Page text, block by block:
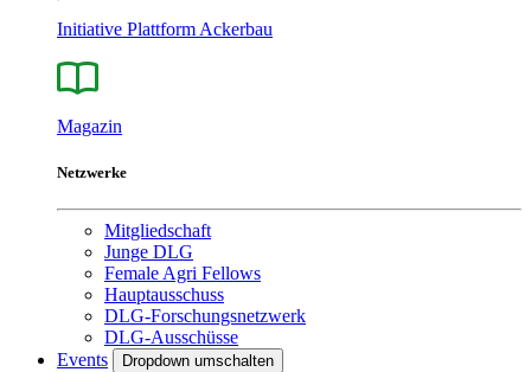
Initiative Plattform Ackerbau
Magazin
Netzwerke
Mitgliedschaft
Junge DLG
Female Agri Fellows
Hauptausschuss
DLG-Forschungsnetzwerk
DLG-Ausschüsse
Events
Dropdown umschalten